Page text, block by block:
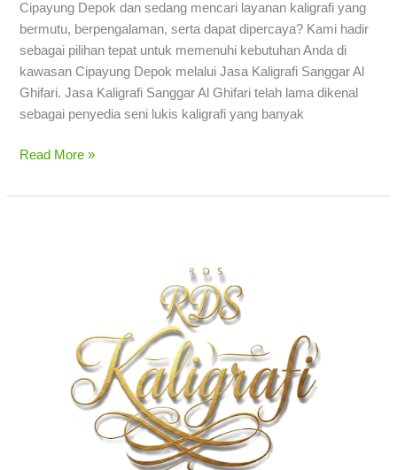
Cipayung Depok dan sedang mencari layanan kaligrafi yang
bermutu, berpengalaman, serta dapat dipercaya? Kami hadir
sebagai pilihan tepat untuk memenuhi kebutuhan Anda di
kawasan Cipayung Depok melalui Jasa Kaligrafi Sanggar Al
Ghifari. Jasa Kaligrafi Sanggar Al Ghifari telah lama dikenal
sebagai penyedia seni lukis kaligrafi yang banyak
Read More »